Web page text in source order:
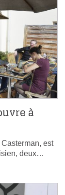
à
est
deux…